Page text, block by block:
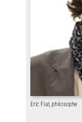
Eric Fiat, philosophe